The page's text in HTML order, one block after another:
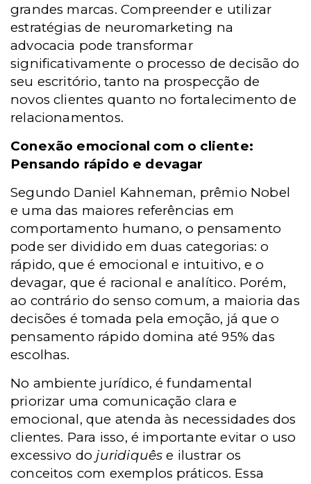
grandes marcas. Compreender e utilizar
estratégias de neuromarketing na
advocacia pode transformar
significativamente o processo de decisão do
seu escritório, tanto na prospecção de
novos clientes quanto no fortalecimento de
relacionamentos.
Conexão emocional com o cliente:
Pensando rápido e devagar
Segundo Daniel Kahneman, prêmio Nobel
e uma das maiores referências em
comportamento humano, o pensamento
pode ser dividido em duas categorias: o
rápido, que é emocional e intuitivo, e o
devagar, que é racional e analítico. Porém,
ao contrário do senso comum, a maioria das
decisões é tomada pela emoção, já que o
pensamento rápido domina até 95% das
escolhas.
No ambiente jurídico, é fundamental
priorizar uma comunicação clara e
emocional, que atenda às necessidades dos
clientes. Para isso, é importante evitar o uso
excessivo do juridiquês e ilustrar os
conceitos com exemplos práticos. Essa